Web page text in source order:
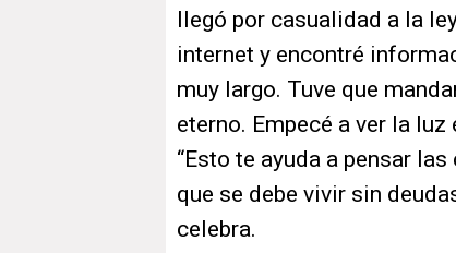
llegó por casualidad a la
internet y encontré
muy largo. Tuve que
eterno. Empecé a ver la luz
“Esto te ayuda a pensar
que se debe vivir sin
celebra.